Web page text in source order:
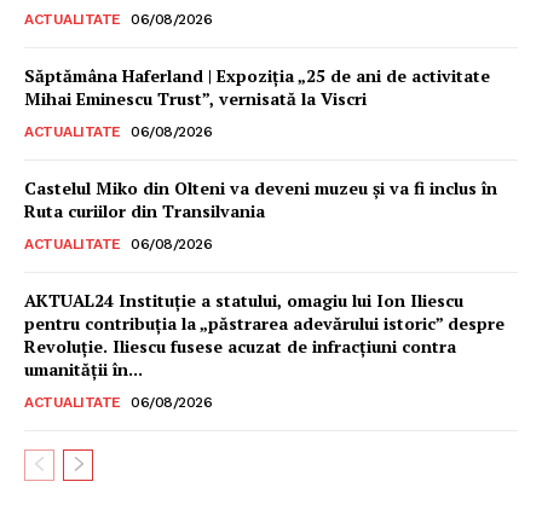
ACTUALITATE 06/08/2026
Săptămâna Haferland | Expoziţia „25 de ani de activitate
Mihai Eminescu Trust”, vernisată la Viscri
ACTUALITATE 06/08/2026
Castelul Miko din Olteni va deveni muzeu şi va fi inclus în
Ruta curiilor din Transilvania
ACTUALITATE 06/08/2026
AKTUAL24 Instituție a statului, omagiu lui Ion Iliescu
pentru contribuția la „păstrarea adevărului istoric” despre
Revoluție. Iliescu fusese acuzat de infracțiuni contra
umanității în...
ACTUALITATE 06/08/2026